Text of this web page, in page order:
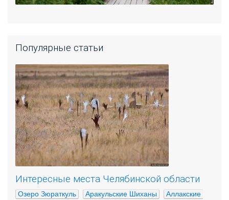
Популярные статьи
Интересные места Челябинской области
Озеро Зюраткуль Аракульские Шиханы
Аллакские